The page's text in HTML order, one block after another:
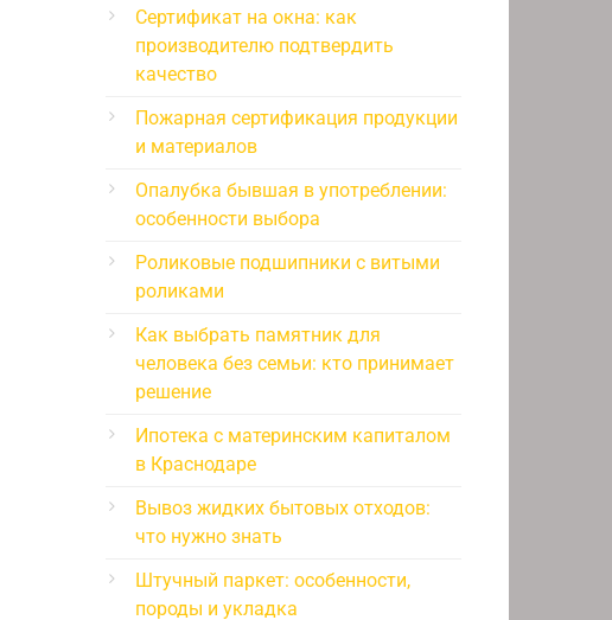
Сертификат на окна: как
производителю подтвердить
качество
Пожарная сертификация продукции
и материалов
Опалубка бывшая в употреблении:
особенности выбора
Роликовые подшипники с витыми
роликами
Как выбрать памятник для
человека без семьи: кто принимает
решение
Ипотека с материнским капиталом
в Краснодаре
Вывоз жидких бытовых отходов:
что нужно знать
Штучный паркет: особенности,
породы и укладка